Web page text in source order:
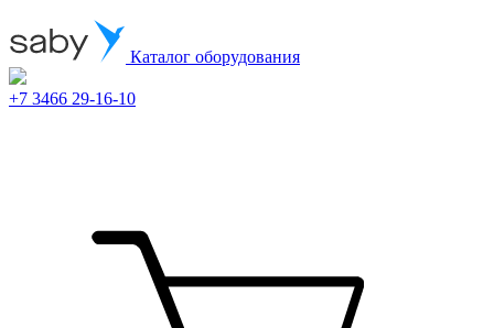
Каталог оборудования
+7 3466 29-16-10